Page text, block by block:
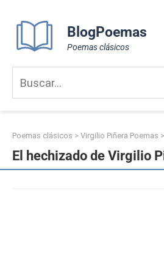
content
BlogPoemas
Poemas clásicos
Poemas clásicos > Virgilio Piñera Poemas >
El hechizado de Virgilio